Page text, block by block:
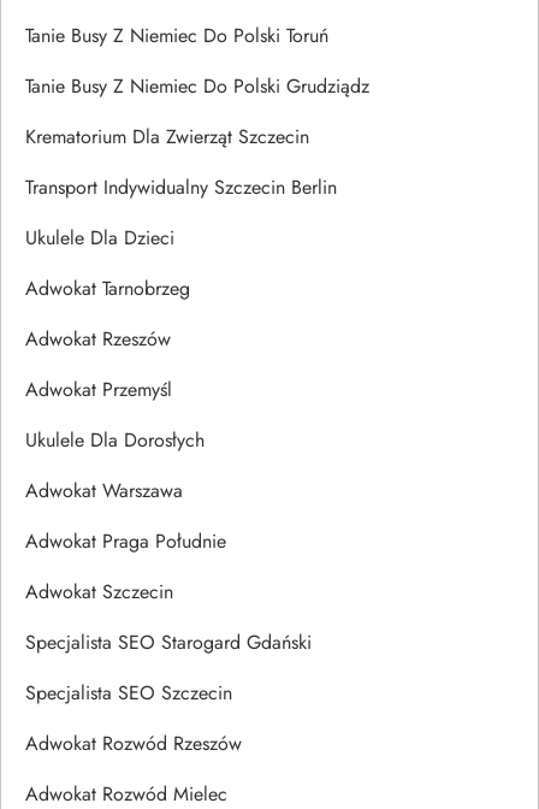
Tanie Busy Z Niemiec Do Polski Toruń
Tanie Busy Z Niemiec Do Polski Grudziądz
Krematorium Dla Zwierząt Szczecin
Transport Indywidualny Szczecin Berlin
Ukulele Dla Dzieci
Adwokat Tarnobrzeg
Adwokat Rzeszów
Adwokat Przemyśl
Ukulele Dla Dorosłych
Adwokat Warszawa
Adwokat Praga Południe
Adwokat Szczecin
Specjalista SEO Starogard Gdański
Specjalista SEO Szczecin
Adwokat Rozwód Rzeszów
Adwokat Rozwód Mielec